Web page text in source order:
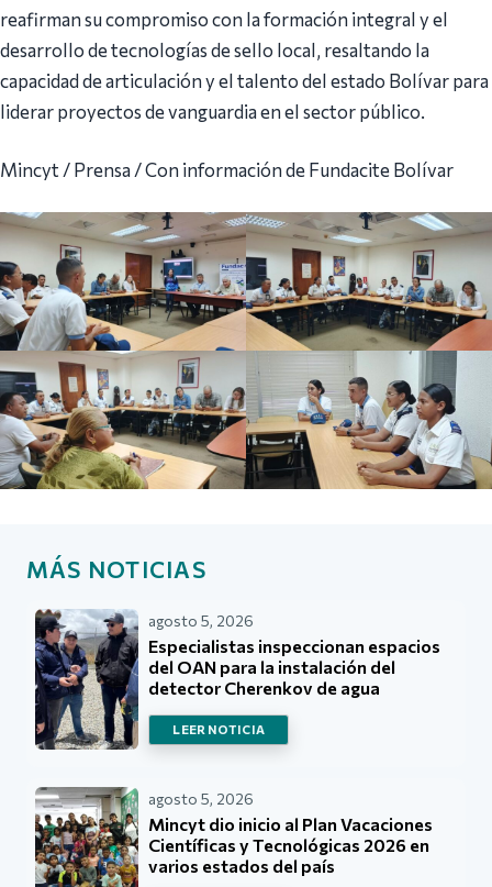
reafirman su compromiso con la formación integral y el
desarrollo de tecnologías de sello local, resaltando la
capacidad de articulación y el talento del estado Bolívar para
liderar proyectos de vanguardia en el sector público.
Mincyt / Prensa / Con información de Fundacite Bolívar
MÁS NOTICIAS
agosto 5, 2026
Especialistas inspeccionan espacios
del OAN para la instalación del
detector Cherenkov de agua
LEER NOTICIA
agosto 5, 2026
Mincyt dio inicio al Plan Vacaciones
Científicas y Tecnológicas 2026 en
varios estados del país